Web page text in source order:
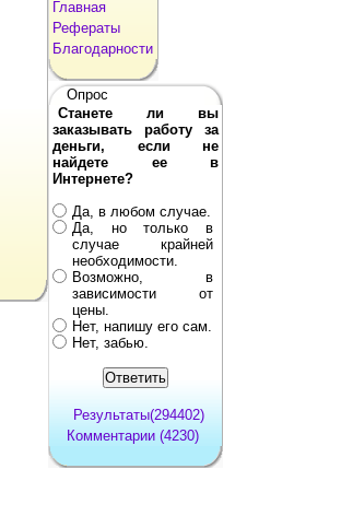
Главная
Рефераты
Благодарности
Опрос
Станете ли вы
заказывать работу за
деньги, если не
найдете ее в
Интернете?
Да, в любом случае.
Да, но только в
случае крайней
необходимости.
Возможно, в
зависимости от
цены.
Нет, напишу его сам.
Нет, забью.
Результаты(294402)
Комментарии (4230)